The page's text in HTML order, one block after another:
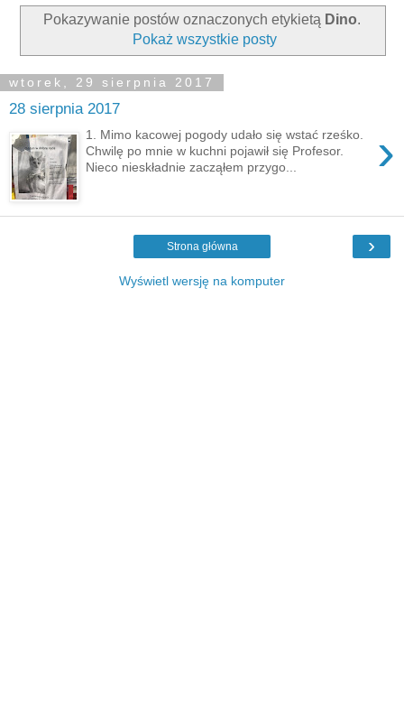
Pokazywanie postów oznaczonych etykietą Dino.
Pokaż wszystkie posty
wtorek, 29 sierpnia 2017
28 sierpnia 2017
›
1. Mimo kacowej pogody udało się wstać rześko.
Chwilę po mnie w kuchni pojawił się Profesor.
Nieco nieskładnie zacząłem przygo...
›
Strona główna
Wyświetl wersję na komputer